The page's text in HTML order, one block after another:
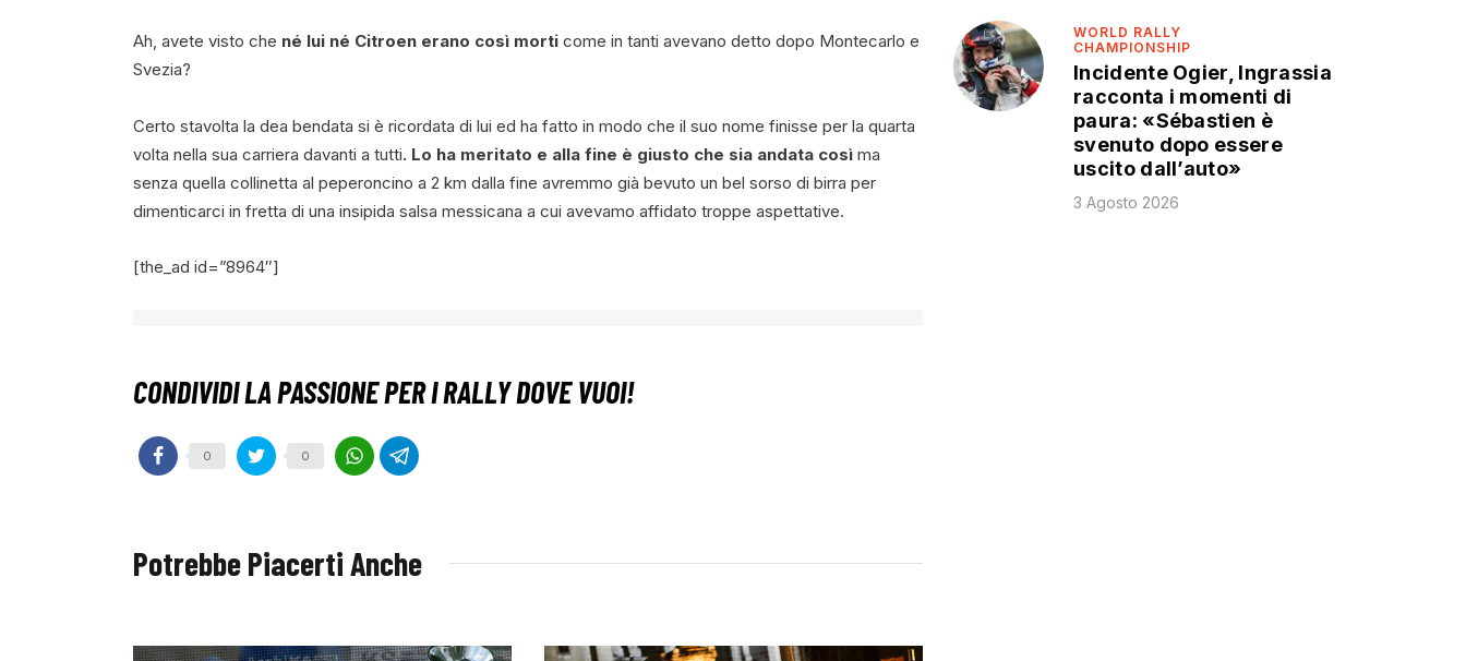
Ah, avete visto che né lui né Citroen erano così morti come in tanti avevano detto dopo Montecarlo e
Svezia?
Certo stavolta la dea bendata si è ricordata di lui ed ha fatto in modo che il suo nome finisse per la quarta
volta nella sua carriera davanti a tutti. Lo ha meritato e alla fine è giusto che sia andata così ma
senza quella collinetta al peperoncino a 2 km dalla fine avremmo già bevuto un bel sorso di birra per
dimenticarci in fretta di una insipida salsa messicana a cui avevamo affidato troppe aspettative.
[the_ad id=”8964″]
0 0
Potrebbe Piacerti Anche
WORLD RALLY
CHAMPIONSHIP
Incidente Ogier, Ingrassia
racconta i momenti di
paura: «Sébastien è
svenuto dopo essere
uscito dall’auto»
3 Agosto 2026